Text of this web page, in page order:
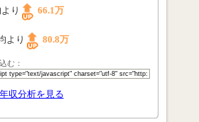
り 66.1万
より 80.8万
む：
収分析を見る